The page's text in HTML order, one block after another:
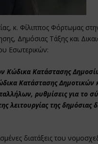
κ. Φίλιππος Φόρτωμας
Δημόσιας Τάξης και
Εσωτερικών:
Κώδικα Κατάστασης
Κατάστασης Δημοτικών
ρυθμίσεις για το
λειτουργίας της δημόσιας
διατάξεις του